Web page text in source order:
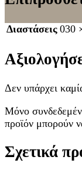
Διαστάσεις 030
Δεν υπάρχει
Μόνο
προϊόν μπορούν
Σχετικά